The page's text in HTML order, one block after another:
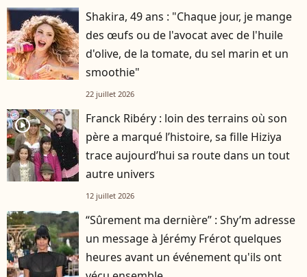
Shakira, 49 ans : "Chaque jour, je mange
des œufs ou de l'avocat avec de l'huile
d'olive, de la tomate, du sel marin et un
smoothie"
22 juillet 2026
player2
Franck Ribéry : loin des terrains où son
père a marqué l’histoire, sa fille Hiziya
trace aujourd’hui sa route dans un tout
autre univers
12 juillet 2026
“Sûrement ma dernière” : Shy’m adresse
un message à Jérémy Frérot quelques
heures avant un événement qu'ils ont